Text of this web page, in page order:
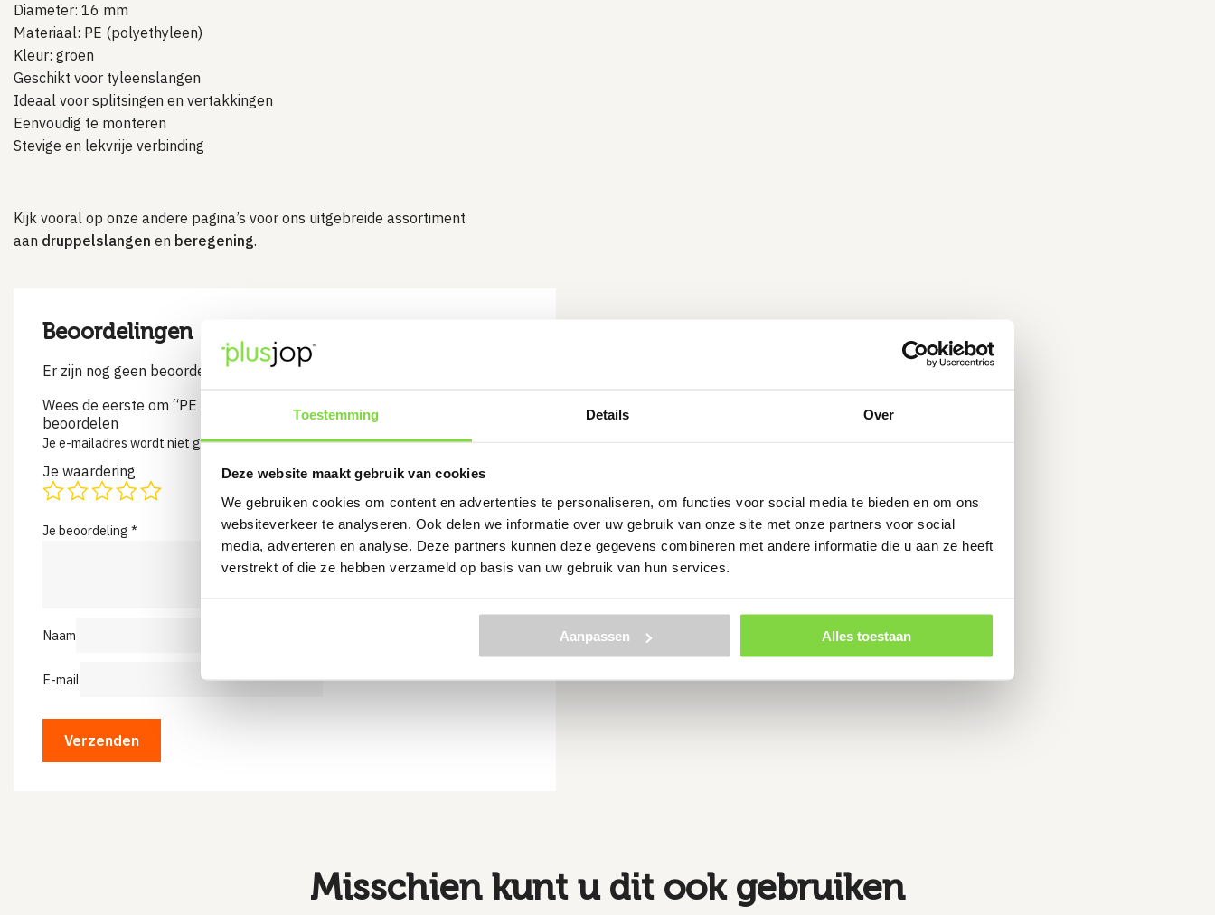
Toestemming Details Over
Deze website maakt gebruik van cookies
We gebruiken cookies om content en advertenties te personaliseren, om functies voor social media te bieden en om ons
websiteverkeer te analyseren. Ook delen we informatie over uw gebruik van onze site met onze partners voor social
media, adverteren en analyse. Deze partners kunnen deze gegevens combineren met andere informatie die u aan ze heeft
verstrekt of die ze hebben verzameld op basis van uw gebruik van hun services.
Aanpassen Alles toestaan
Diameter: 16 mm
Materiaal: PE (polyethyleen)
Kleur: groen
Geschikt voor tyleenslangen
Ideaal voor splitsingen en vertakkingen
Eenvoudig te monteren
Stevige en lekvrije verbinding
Kijk vooral op onze andere pagina’s voor ons uitgebreide assortiment
aan druppelslangen en beregening.
Beoordelingen
Er zijn nog geen beoordelingen
Wees de eerste om “PE knie koppelstuk 20 mm groen | tyleenslang” te
beoordelen
Je e-mailadres wordt niet gepubliceerd.Vereiste velden zijn gemarkeerd met
Je waardering
Je beoordeling *
Naam
E-mail
Misschien kunt u dit ook gebruiken